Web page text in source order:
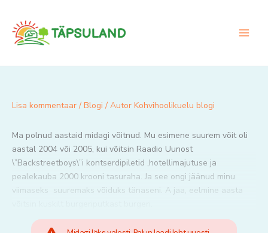
content
Lisa kommentaar / Blogi / Autor Kohvihoolikuelu blogi
Ma polnud aastaid midagi võitnud. Mu esimene suurem võit oli
aastal 2004 või 2005, kui võitsin Raadio Uunost
\”Backstreetboys\”i kontserdipiletid ,hotellimajutuse ja
pealekauba 2000 krooni tasuraha. Ja see ongi jäänud minu
viimaseks suuremaks võiduks tänaseni. A jaa, eelmine aasta